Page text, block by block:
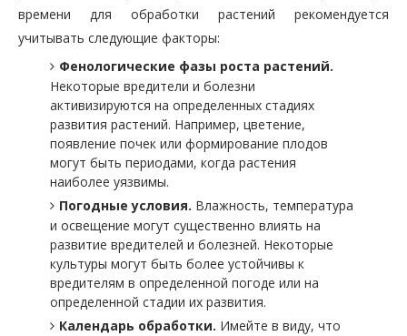
времени для обработки растений рекомендуется
учитывать следующие факторы:
Фенологические фазы роста растений.
Некоторые вредители и болезни
активизируются на определенных стадиях
развития растений. Например, цветение,
появление почек или формирование плодов
могут быть периодами, когда растения
наиболее уязвимы.
Погодные условия. Влажность, температура
и освещение могут существенно влиять на
развитие вредителей и болезней. Некоторые
культуры могут быть более устойчивы к
вредителям в определенной погоде или на
определенной стадии их развития.
Календарь обработки. Имейте в виду, что